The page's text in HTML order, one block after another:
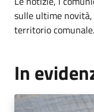
sulle ultime novità,
territorio comunale.
In